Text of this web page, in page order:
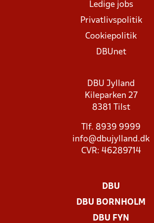
Ledige jobs
Privatlivspolitik
Cookiepolitik
DBUnet
DBU Jylland
Kileparken 27
8381 Tilst
Tlf. 8939 9999
info@dbujylland.dk
CVR: 46289714
DBU
DBU BORNHOLM
DBU FYN